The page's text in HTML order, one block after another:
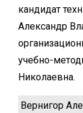
кандидат
Александр
учебно-
Николаевна.
Вернигор